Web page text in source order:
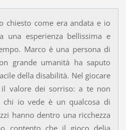
chiesto come era andata e io
una esperienza bellissima e
Marco è una persona di
grande umanità ha saputo
della disabilità. Nel giocare
valore dei sorriso: a te non
chi io vede è un qualcosa di
hanno dentro una ricchezza